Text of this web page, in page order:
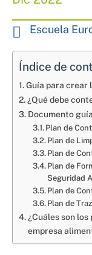
Asesoramiento
Consultoría
Clientes
Escuela
Índice de
Guía para crear
¿Qué debe
Documento
Plan de
Plan de
Plan de
Plan de
Seguridad
Plan de
Plan de
¿Cuáles son
empresa